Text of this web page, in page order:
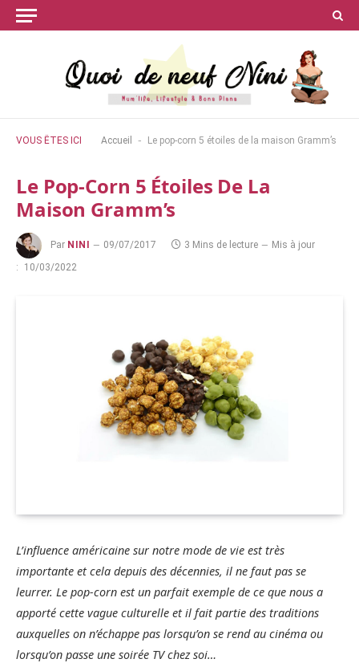
VOUS ÊTES ICI Accueil - Le pop-corn 5 étoiles de la maison Gramm’s
Le Pop-Corn 5 Étoiles De La
Maison Gramm’s
Par NINI 09/07/2017 3 Mins de lecture
Mis à jour
:
10/03/2022
L’influence américaine sur notre mode de vie est très
importante et cela depuis des décennies, il ne faut pas se
leurrer. Le pop-corn est un parfait exemple de ce que nous a
apporté cette vague culturelle et il fait partie des traditions
auxquelles on n’échappe pas lorsqu’on se rend au cinéma ou
lorsqu’on passe une soirée TV chez soi…